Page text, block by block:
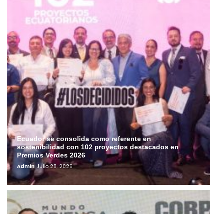
Ecuador se consolida como referente en
sostenibilidad con 102 proyectos destacados en
Premios Verdes 2026
Admin Julio 28, 2026